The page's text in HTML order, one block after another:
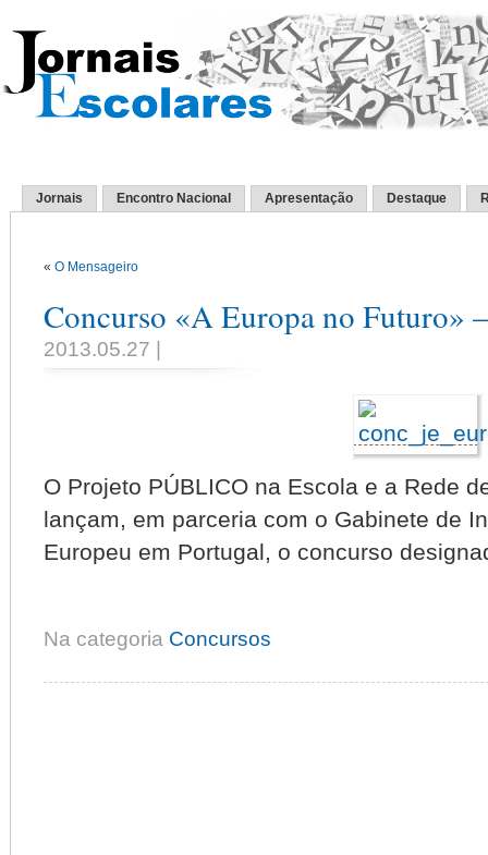
Jornais Encontro Nacional Apresentação Destaque
« O Mensageiro
Concurso «A Europa no Futuro»
2013.05.27 |
O Pro­jeto PÚBLICO na Escola e a Rede
lançam, em parce­ria com o Gabi­nete de
Europeu em Por­tu­gal, o con­curso
Na categoria Concursos